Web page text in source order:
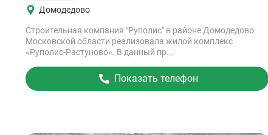
Домодедово
Строительная компания "Руполис" в районе Домодедово
Московской области реализовала жилой комплекс
«Руполис-Растуново». В данный пр...
Показать телефон